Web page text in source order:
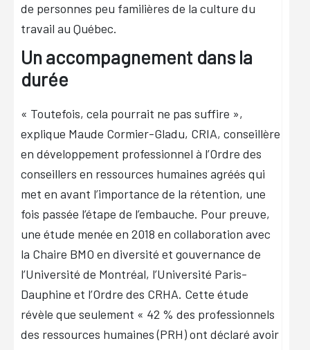
de personnes peu familières de la culture du
travail au Québec.
Un accompagnement dans la
durée
« Toutefois, cela pourrait ne pas suffire »,
explique Maude Cormier-Gladu, CRIA, conseillère
en développement professionnel à l’Ordre des
conseillers en ressources humaines agréés qui
met en avant l’importance de la rétention, une
fois passée l’étape de l’embauche. Pour preuve,
une étude menée en 2018 en collaboration avec
la Chaire BMO en diversité et gouvernance de
l’Université de Montréal, l’Université Paris-
Dauphine et l’Ordre des CRHA. Cette étude
révèle que seulement « 42 % des professionnels
des ressources humaines (PRH) ont déclaré avoir